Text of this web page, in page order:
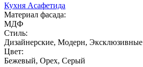
Кухня Асафетида
Материал фасада:
МДФ
Стиль:
Дизайнерские, Модерн, Эксклюзивные
Цвет:
Бежевый, Орех, Серый